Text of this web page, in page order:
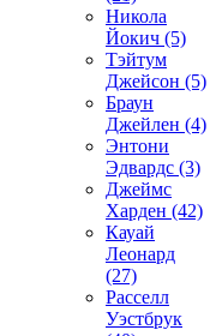
Никола
Йокич (5)
Тэйтум
Джейсон (5)
Браун
Джейлен (4)
Энтони
Эдвардс (3)
Джеймс
Харден (42)
Кауай
Леонард
(27)
Расселл
Уэстбрук